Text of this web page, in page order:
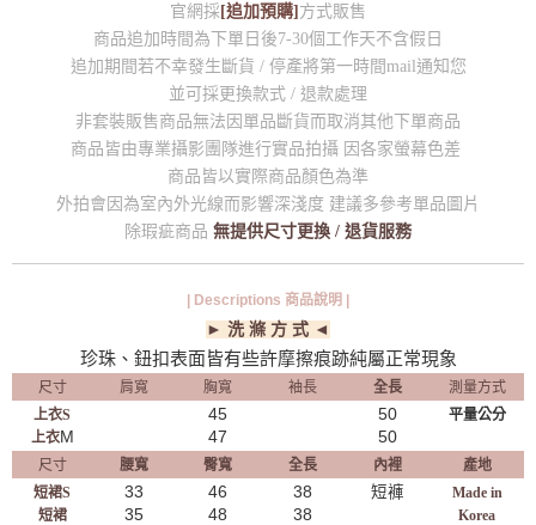
官網採[追加預購]方式販售
商品追加時間為下單日後7-30個工作天不含假日
追加期間若不幸發生斷貨 / 停產將第一時間mail通知您
並可採更換款式 / 退款處理
非套裝販售商品無法因單品斷貨而取消其他下單商品
商品皆由專業攝影團隊進行實品拍攝 因各家螢幕色差
商品皆以實際商品顏色為準
外拍會因為室內外光線而影響深淺度 建議多參考單品圖片
除瑕疵商品 無提供尺寸更換 / 退貨服務
| Descriptions 商品說明 |
► 洗 滌 方 式 ◄
珍珠、鈕扣表面皆有些許摩擦痕跡純屬正常現象
尺寸 肩寬 胸寬 袖長 全長
測量方式
上衣S
上衣M
45
47
50
50
平量公分
尺寸 腰寬 臀寬 全長 內裡
產地
短裙S
短裙
33
35
46
48
38
38
短褲
Made in
Korea